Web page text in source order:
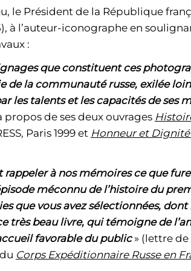
le Président de la République
à l’auteur-iconographe en
:
que constituent ces
de la communauté russe, exilée
les talents et les capacités de ses
propos de ses deux ouvrages
Paris 1999 et Honneur et Dignité
à nos mémoires ce que
méconnu de l’histoire du
que vous avez sélectionnées,
très beau livre, qui témoigne de
favorable du public» (lettre de
Corps Expéditionnaire Russe en